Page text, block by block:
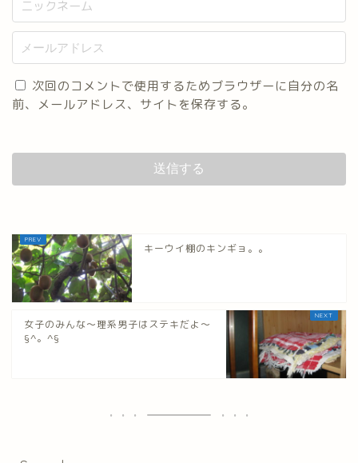
次回のコメントで使用するためブラウザーに自分の名
前、メールアドレス、サイトを保存する。
キーウイ棚のキンギョ。。
女子のみんな～理系男子はステキだよ～
§^。^§